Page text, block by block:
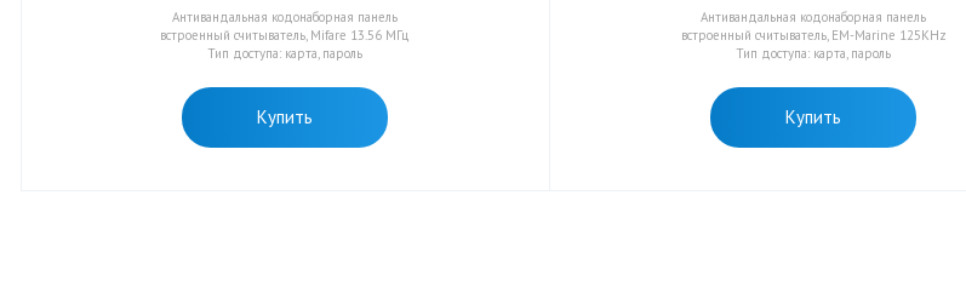
Антивандальная кодонаборная панель
встроенный считыватель, Mifare 13.56 МГц
Тип доступа: карта, пароль
Купить
Антивандальная кодонаборная панель
встроенный считыватель, EM-Marine 125KHz
Тип доступа: карта, пароль
Купить